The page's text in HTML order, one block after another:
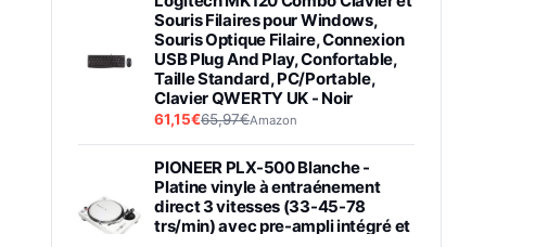
Souris Filaires pour Windows,
Souris Optique Filaire, Connexion
USB Plug And Play, Confortable,
Taille Standard, PC/Portable,
Clavier QWERTY UK - Noir
61,15€65,97€Amazon
PIONEER PLX-500 Blanche -
Platine vinyle à entraénement
direct 3 vitesses (33-45-78
trs/min) avec pre-ampli intégré et